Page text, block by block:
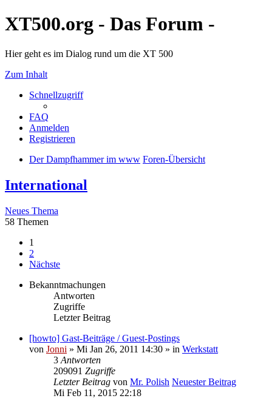
XT500.org - Das Forum -
Hier geht es im Dialog rund um die XT 500
Zum Inhalt
Schnellzugriff
FAQ
Anmelden
Registrieren
Der Dampfhammer im www Foren-Übersicht
International
Neues Thema
58 Themen
1
2
Nächste
Bekanntmachungen
Antworten
Zugriffe
Letzter Beitrag
[howto] Gast-Beiträge / Guest-Postings
von Jonni » Mi Jan 26, 2011 14:30 » in Werkstatt
3 Antworten
209091 Zugriffe
Letzter Beitrag von Mr. Polish Neuester Beitrag
Mi Feb 11, 2015 22:18